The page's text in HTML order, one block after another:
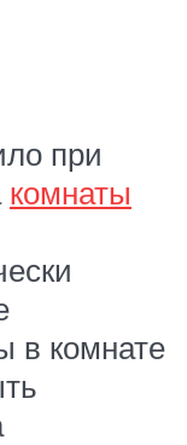
при
комнаты
в комнате